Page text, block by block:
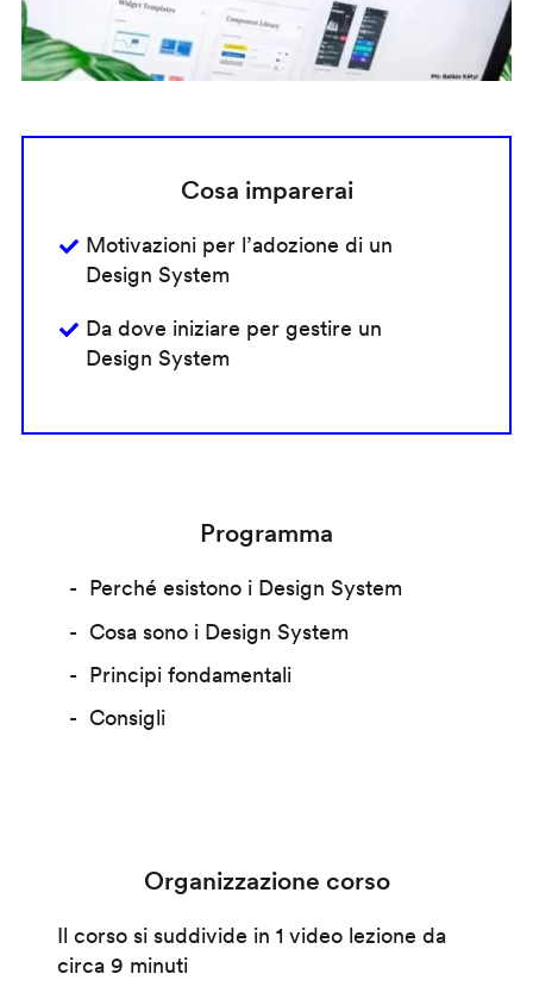
Cosa imparerai
Motivazioni per l’adozione di un
Design System
Da dove iniziare per gestire un
Design System
Programma
Perché esistono i Design System
Cosa sono i Design System
Principi fondamentali
Consigli
Organizzazione corso
Il corso si suddivide in 1 video lezione da
circa 9 minuti